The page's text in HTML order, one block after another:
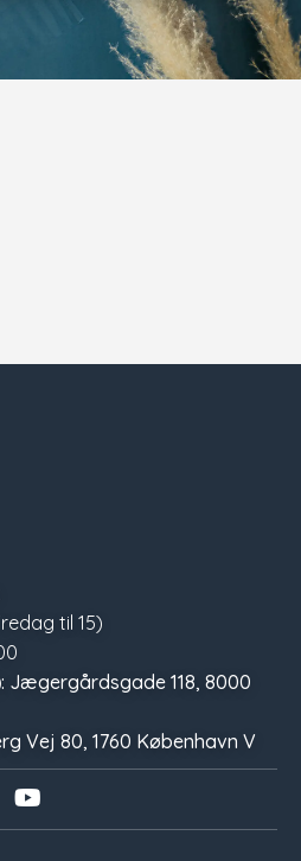
til 15)
: Jægergårdsgade 118, 8000
Vej 80, 1760 København V